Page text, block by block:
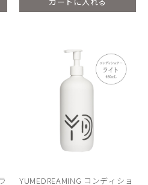
YUMEDREAMING コンディショ